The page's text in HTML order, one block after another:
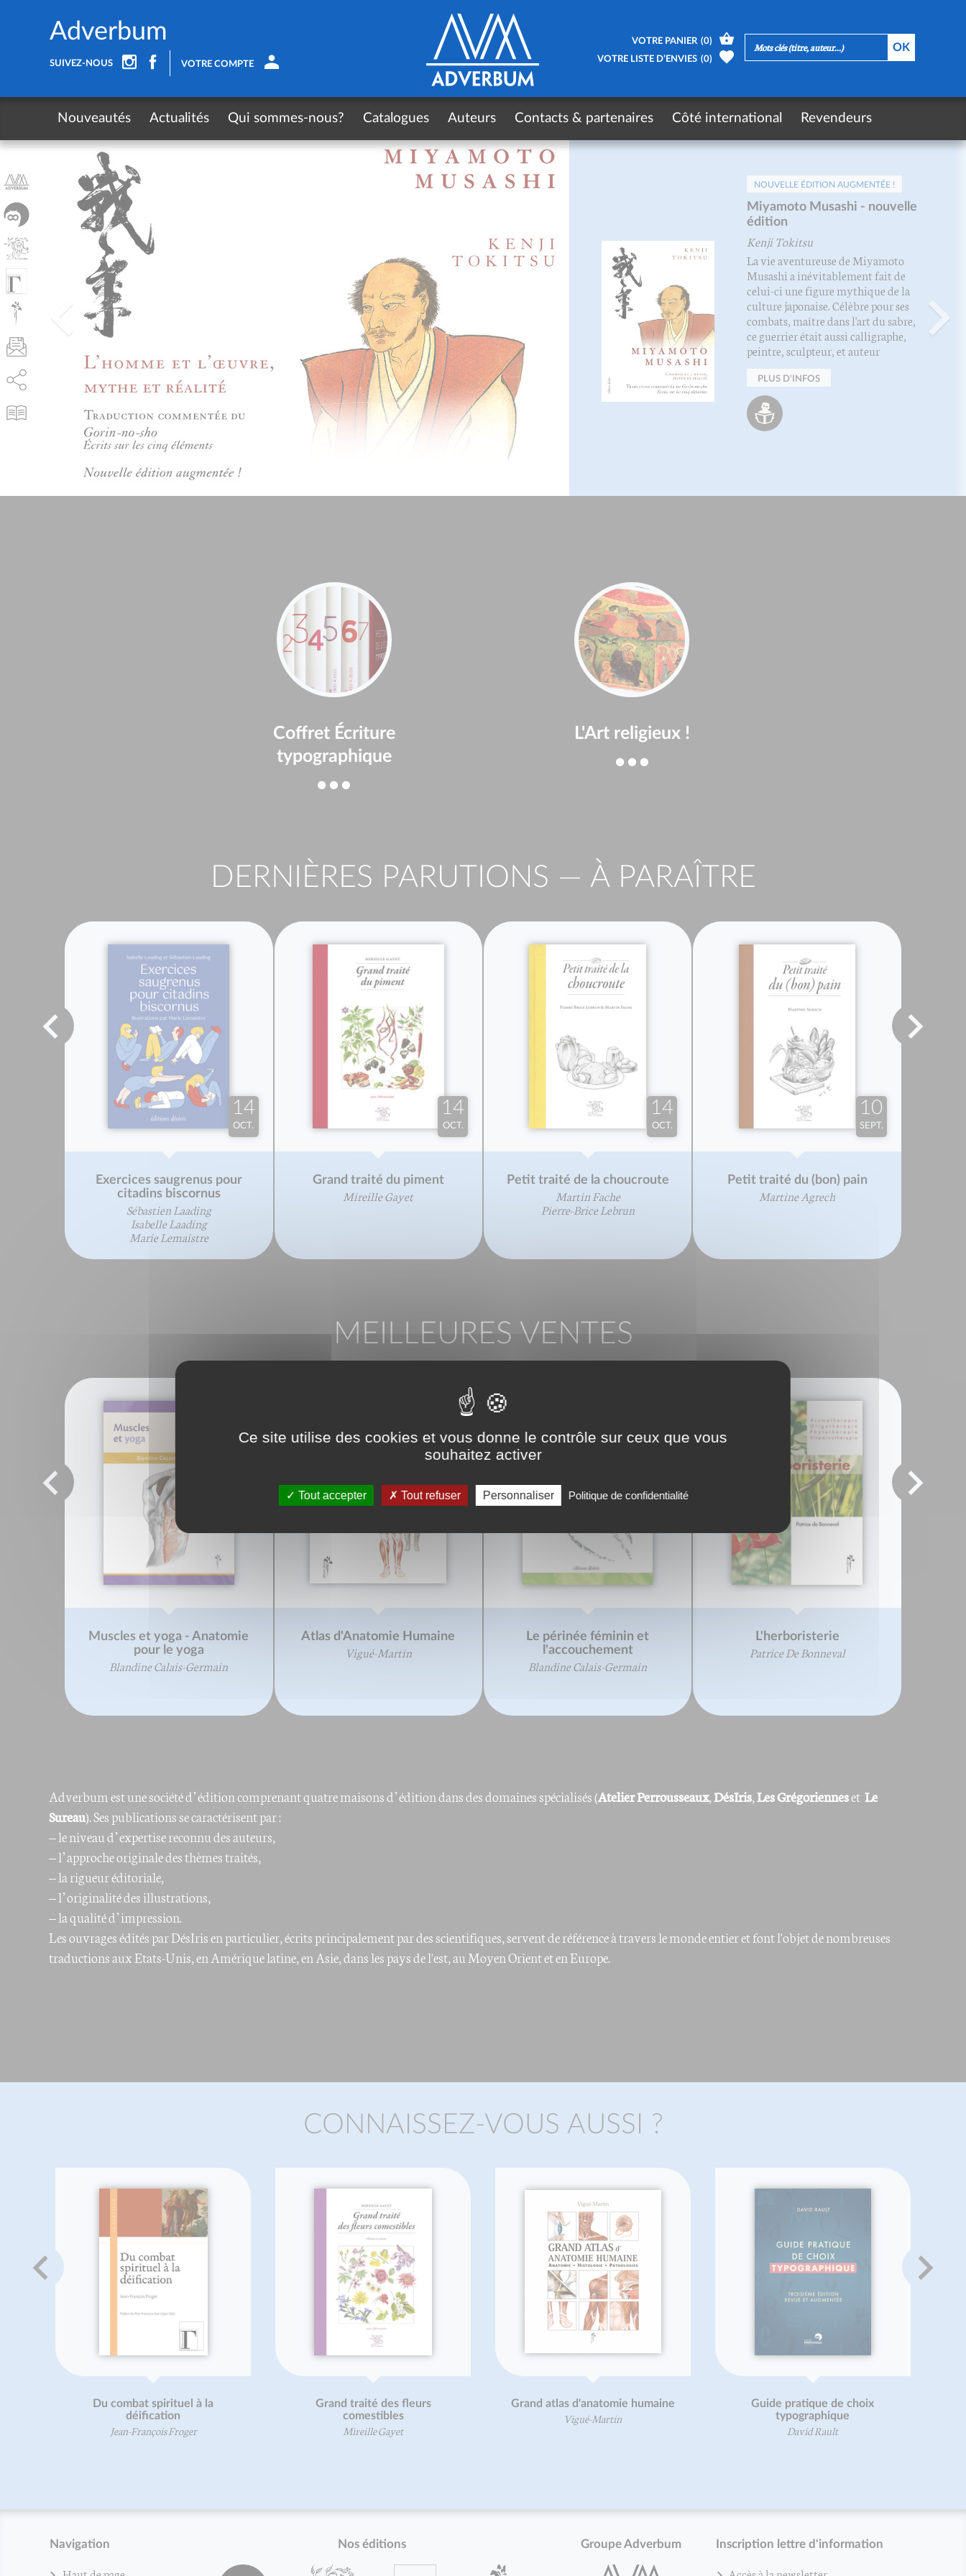
NOUVELLE ÉDITION AUGMENTÉE !
Miyamoto Musashi - nouvelle
édition
Kenji Tokitsu
La vie aventureuse de Miyamoto
Musashi a inévitablement fait de
celui-ci une figure mythique de la
culture japonaise. Célèbre pour ses
combats, maître dans l'art du sabre,
ce guerrier était aussi calligraphe,
peintre, sculpteur, et auteur
PLUS D'INFOS
Coffret Écriture
typographique
L'Art religieux !
DERNIÈRES PARUTIONS — À PARAÎTRE
14
OCT.
Exercices saugrenus pour
citadins biscornus
Sébastien Laading
Isabelle Laading
Marie Lemaistre
14
OCT.
Grand traité du piment
Mireille Gayet
14
OCT.
Petit traité de la choucroute
Martin Fache
Pierre-Brice Lebrun
10
SEPT.
Petit traité du (bon) pain
Martine Agrech
MEILLEURES VENTES
Muscles et yoga - Anatomie
pour le yoga
Blandine Calais-Germain
Atlas d'Anatomie Humaine
Vigué-Martin
Le périnée féminin et
l'accouchement
Blandine Calais-Germain
L'herboristerie
Patrice De Bonneval
Adverbum est une société d’édition comprenant quatre maisons d’édition dans des domaines spécialisés (Atelier Perrousseaux,DésIris,Les Grégorienneset Le
Sureau). Ses publications se caractérisent par :
– le niveau d’expertise reconnu des auteurs,
– l’approche originale des thèmes traités,
– la rigueur éditoriale,
– l’originalité des illustrations,
– la qualité d’impression.
Les ouvrages édités par DésIris en particulier, écrits principalement par des scientifiques, servent de référence à travers le monde entier et font l'objet de nombreuses
traductions aux Etats-Unis, en Amérique latine, en Asie, dans les pays de l'est, au Moyen Orient et en Europe.
CONNAISSEZ-VOUS AUSSI ?
L'enfant et l'activité physique :
de la théorie à la pratique
Vincent Martin
Moïse et Œdipe
Jean-François Froger
ePub : Les songes et les rêves
Rééducation en résistance
progressive
Blandine Calais-Germain
Navigation Nos éditions Groupe Adverbum Inscription lettre d'information
Adverbum
SUIVEZ-NOUS VOTRE COMPTE
VOTRE PANIER (0)
VOTRE LISTE D’ENVIES (0)
Nouveautés Actualités Qui sommes-nous? Catalogues Auteurs Contacts & partenaires Côté international Revendeurs
Ce site utilise des cookies et vous donne le contrôle sur ceux que vous
souhaitez activer
Tout accepter Tout refuser Personnaliser Politique de confidentialité